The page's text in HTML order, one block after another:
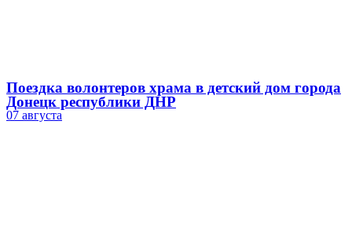
Поездка волонтеров храма в детский дом города
Донецк республики ДНР
07 августа